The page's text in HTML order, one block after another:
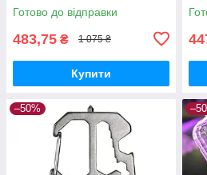
Готово до відправки
483,75 ₴ 1 075 ₴
Купити
–50%